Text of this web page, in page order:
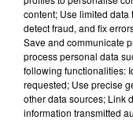
content; Use limited data
detect fraud, and fix
Save and communicate
process personal data
following functionalities:
requested; Use precise
other data sources; Link
information transmitted